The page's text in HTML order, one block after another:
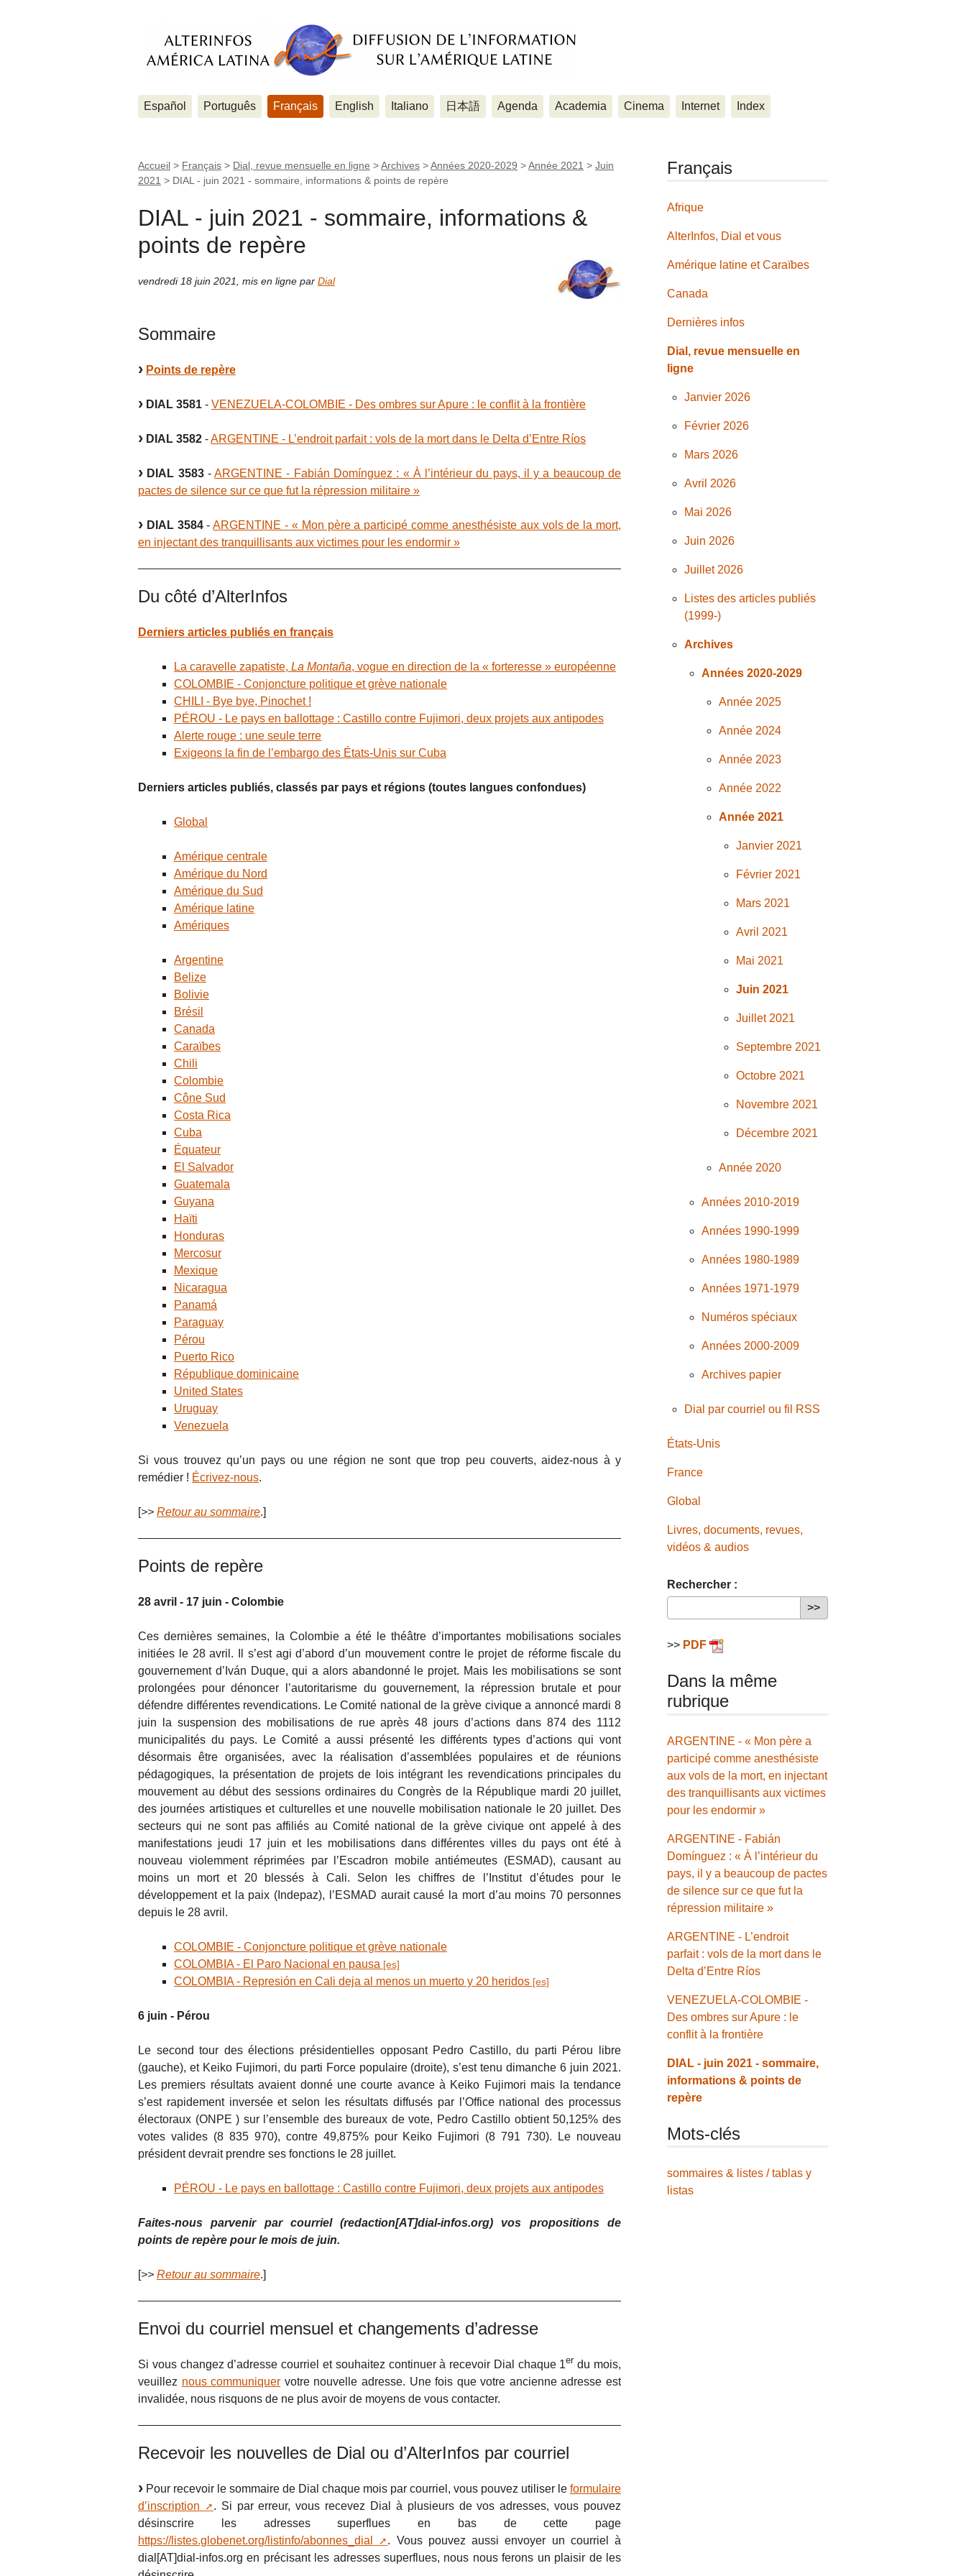
Español Português Français English Italiano 日本語 Agenda Academia Cinema Internet Index
Accueil > Français > Dial, revue mensuelle en ligne >Archives >Années 2020-2029 >Année 2021 > Juin
2021 > DIAL - juin 2021 - sommaire, informations & points de repère
DIAL - juin 2021 - sommaire, informations &
points de repère
vendredi 18 juin 2021 mis en ligne par Dial
Sommaire
Points de repère
DIAL 3581 - VENEZUELA-COLOMBIE - Des ombres sur Apure : le conflit à la frontière
DIAL 3582 -ARGENTINE - L’endroit parfait : vols de la mort dans le Delta d’Entre Ríos
DIAL 3583-ARGENTINE - Fabián Domínguez : « À l’intérieur du pays, il y a beaucoup de
pactes de silence sur ce que fut la répression militaire »
DIAL 3584-ARGENTINE - « Mon père a participé comme anesthésiste aux vols de la mort,
en injectant des tranquillisants aux victimes pour les endormir »
Du côté d’AlterInfos
Derniers articles publiés en français
La caravelle zapatiste, La Montaña, vogue en direction de la « forteresse » européenne
COLOMBIE - Conjoncture politique et grève nationale
CHILI - Bye bye, Pinochet !
PÉROU - Le pays en ballottage : Castillo contre Fujimori, deux projets aux antipodes
Alerte rouge : une seule terre
Exigeons la fin de l’embargo des États-Unis sur Cuba
Derniers articles publiés, classés par pays et régions (toutes langues confondues)
Global
Amérique centrale
Amérique du Nord
Amérique du Sud
Amérique latine
Amériques
Argentine
Belize
Bolivie
Brésil
Canada
Caraïbes
Chili
Colombie
Cône Sud
Costa Rica
Cuba
Équateur
El Salvador
Guatemala
Guyana
Haïti
Honduras
Mercosur
Mexique
Nicaragua
Panamá
Paraguay
Pérou
Puerto Rico
République dominicaine
United States
Uruguay
Venezuela
Si vous trouvez qu’un pays ou une région ne sont que trop peu couverts, aidez-nous à y
remédier ! Écrivez-nous.
[>> Retour au sommaire.]
Points de repère
28 avril - 17 juin - Colombie
Ces dernières semaines, la Colombie a été le théâtre d’importantes mobilisations sociales
initiées le 28 avril. Il s’est agi d’abord d’un mouvement contre le projet de réforme fiscale du
gouvernement d’Iván Duque, qui a alors abandonné le projet. Mais les mobilisations se sont
prolongées pour dénoncer l’autoritarisme du gouvernement, la répression brutale et pour
défendre différentes revendications. Le Comité national de la grève civique a annoncé mardi 8
juin la suspension des mobilisations de rue après 48 jours d’actions dans 874 des 1112
municipalités du pays. Le Comité a aussi présenté les différents types d’actions qui vont
désormais être organisées, avec la réalisation d’assemblées populaires et de réunions
pédagogiques, la présentation de projets de lois intégrant les revendications principales du
mouvement au début des sessions ordinaires du Congrès de la République mardi 20 juillet,
des journées artistiques et culturelles et une nouvelle mobilisation nationale le 20 juillet. Des
secteurs qui ne sont pas affiliés au Comité national de la grève civique ont appelé à des
manifestations jeudi 17 juin et les mobilisations dans différentes villes du pays ont été à
nouveau violemment réprimées par l’Escadron mobile antiémeutes (ESMAD), causant au
moins un mort et 20 blessés à Cali. Selon les chiffres de l’Institut d’études pour le
développement et la paix (Indepaz), l’ESMAD aurait causé la mort d’au moins 70 personnes
depuis le 28 avril.
COLOMBIE - Conjoncture politique et grève nationale
COLOMBIA - El Paro Nacional en pausa
COLOMBIA - Represión en Cali deja al menos un muerto y 20 heridos
6 juin - Pérou
Le second tour des élections présidentielles opposant Pedro Castillo, du parti Pérou libre
(gauche), et Keiko Fujimori, du parti Force populaire (droite), s’est tenu dimanche 6 juin 2021.
Les premiers résultats avaient donné une courte avance à Keiko Fujimori mais la tendance
s’est rapidement inversée et selon les résultats diffusés par l’Office national des processus
électoraux (ONPE ) sur l’ensemble des bureaux de vote, Pedro Castillo obtient 50,125% des
votes valides (8 835 970), contre 49,875% pour Keiko Fujimori (8 791 730). Le nouveau
président devrait prendre ses fonctions le 28 juillet.
PÉROU - Le pays en ballottage : Castillo contre Fujimori, deux projets aux antipodes
Faites-nous parvenir par courriel (redaction[AT]dial-infos.org) vos propositions de
points de repère pour le mois de juin.
[>> Retour au sommaire.]
Envoi du courriel mensuel et changements d’adresse
Si vous changez d’adresse courriel et souhaitez continuer à recevoir Dial chaque 1er du mois,
veuillez nous communiquer votre nouvelle adresse. Une fois que votre ancienne adresse est
invalidée, nous risquons de ne plus avoir de moyens de vous contacter.
Recevoir les nouvelles de Dial ou d’AlterInfos par courriel
Pour recevoir le sommaire de Dial chaque mois par courriel, vous pouvez utiliser le formulaire
d’inscription
. Si par erreur, vous recevez Dial à plusieurs de vos adresses, vous pouvez
désinscrire les adresses superflues en bas de cette page
https://listes.globenet.org/listinfo/abonnes_dial
. Vous pouvez aussi envoyer un courriel à
dial[AT]dial-infos.org en précisant les adresses superflues, nous nous ferons un plaisir de les
Français
Afrique
AlterInfos, Dial et vous
Amérique latine et Caraïbes
Canada
Dernières infos
Dial, revue mensuelle en
ligne
Janvier 2026
Février 2026
Mars 2026
Avril 2026
Mai 2026
Juin 2026
Juillet 2026
Listes des articles publiés
(1999-)
Archives
Années 2020-2029
Année 2025
Année 2024
Année 2023
Année 2022
Année 2021
Janvier 2021
Février 2021
Mars 2021
Avril 2021
Mai 2021
Juin 2021
Juillet 2021
Septembre 2021
Octobre 2021
Novembre 2021
Décembre 2021
Année 2020
Années 2010-2019
Années 1990-1999
Années 1980-1989
Années 1971-1979
Numéros spéciaux
Années 2000-2009
Archives papier
Dial par courriel ou fil RSS
États-Unis
France
Global
Livres, documents, revues,
vidéos & audios
Rechercher :
>> PDF
Dans la même
rubrique
ARGENTINE - « Mon père a
participé comme anesthésiste
aux vols de la mort, en injectant
des tranquillisants aux victimes
pour les endormir »
ARGENTINE - Fabián
Domínguez : « À l’intérieur du
pays, il y a beaucoup de pactes
de silence sur ce que fut la
répression militaire »
ARGENTINE - L’endroit
parfait : vols de la mort dans le
Delta d’Entre Ríos
VENEZUELA-COLOMBIE -
Des ombres sur Apure : le
conflit à la frontière
DIAL - juin 2021 - sommaire,
informations & points de
repère
Mots-clés
sommaires & listes / tablas y
listas